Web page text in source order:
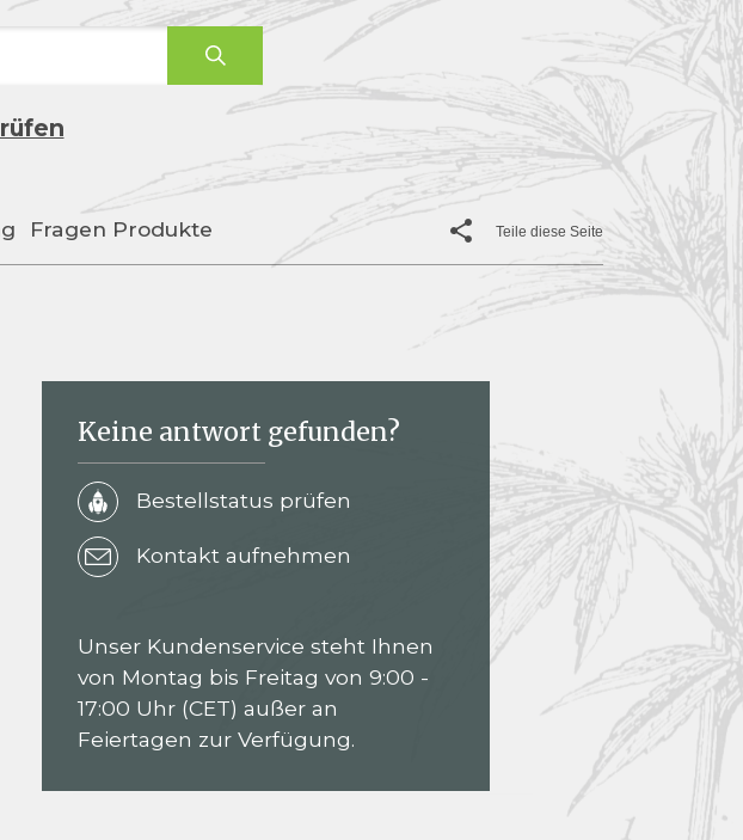
Fragen Produkte Teile diese Seite
Keine antwort gefunden?
Bestellstatus prüfen
Kontakt aufnehmen
Unser Kundenservice steht Ihnen
von Montag bis Freitag von 9:00 -
17:00 Uhr (CET) außer an
Feiertagen zur Verfügung.